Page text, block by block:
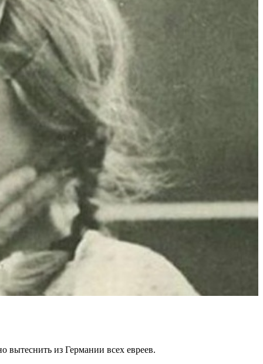
вытеснить из Германии всех евреев.